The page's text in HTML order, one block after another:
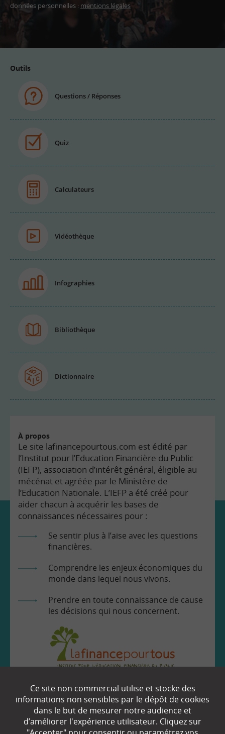
données personnelles : mentions légales
Adresse
Outils
Questions / Réponses
Quiz
Calculateurs
Vidéothèque
Infographies
Bibliothèque
Dictionnaire
À propos
Le site lafinancepourtous.com est édité par
l’Institut pour l’Education Financière du Public
(IEFP), association d’intérêt général, éligible au
mécénat et agréée par le Ministère de
l’Education Nationale. L’IEFP a été créé pour
aider chacun à acquérir les bases de
connaissances nécessaires pour :
Se sentir plus à l’aise avec les questions
financières.
Comprendre les enjeux économiques du
monde dans lequel nous vivons.
Prendre en toute connaissance de cause
les décisions qui nous concernent.
EN SAVOIR
Qui sommes-nous ?
Ce site non commercial utilise et stocke des
informations non sensibles par le dépôt de cookies
dans le but de mesurer notre audience et
d’améliorer l'expérience utilisateur. Cliquez sur